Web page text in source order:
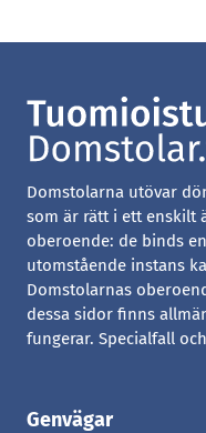
Domstolarna utövar
som är rätt i ett enskilt
oberoende: de binds
utomstående instans
Domstolarnas
dessa sidor finns
fungerar. Specialfall
Genvägar